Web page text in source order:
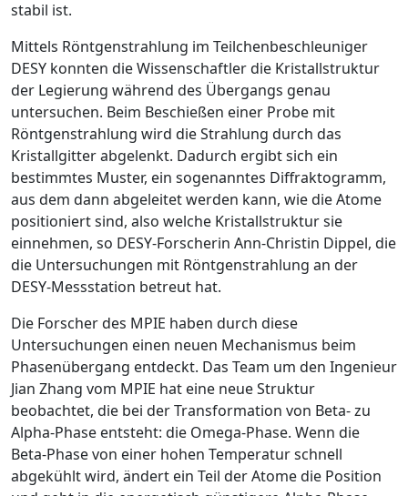
stabil ist.
Mittels Röntgenstrahlung im Teilchenbeschleuniger
DESY konnten die Wissenschaftler die Kristallstruktur
der Legierung während des Übergangs genau
untersuchen. Beim Beschießen einer Probe mit
Röntgenstrahlung wird die Strahlung durch das
Kristallgitter abgelenkt. Dadurch ergibt sich ein
bestimmtes Muster, ein sogenanntes Diffraktogramm,
aus dem dann abgeleitet werden kann, wie die Atome
positioniert sind, also welche Kristallstruktur sie
einnehmen, so DESY-Forscherin Ann-Christin Dippel, die
die Untersuchungen mit Röntgenstrahlung an der
DESY-Messsta­tion betreut hat.
Die Forscher des MPIE haben durch diese
Untersuchungen einen neuen Mechanismus beim
Phasenübergang entdeckt. Das Team um den Ingenieur
Jian Zhang vom MPIE hat eine neue Struktur
beobachtet, die bei der Transformation von Beta- zu
Alpha-Phase entsteht: die Omega-Phase. Wenn die
Beta-Phase von einer hohen Temperatur schnell
abgekühlt wird, ändert ein Teil der Atome die Position